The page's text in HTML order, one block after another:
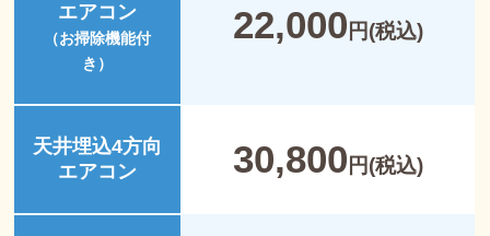
エアコン
（お掃除機能付
き）
22,000 円(税込)
天井埋込4方向
エアコン
30,800 円(税込)